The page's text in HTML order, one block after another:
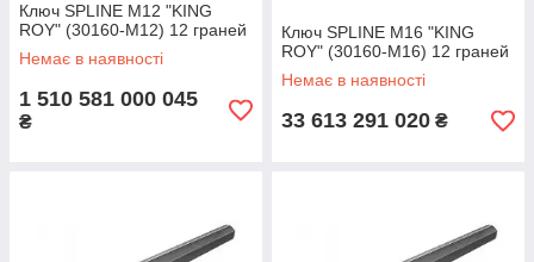
Ключ SPLINE M12 "KING
ROY" (30160-М12) 12 граней
Немає в наявності
1 510 581 000 045
₴
Ключ SPLINE M16 "KING
ROY" (30160-М16) 12 граней
Немає в наявності
33 613 291 020 ₴